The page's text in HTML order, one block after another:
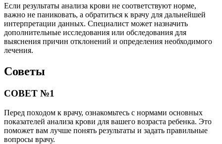
Если результаты анализа крови не соответствуют норме,
важно не паниковать, а обратиться к врачу для дальнейшей
интерпретации данных. Специалист может назначить
дополнительные исследования или обследования для
выяснения причин отклонений и определения необходимого
лечения.
Советы
СОВЕТ №1
Перед походом к врачу, ознакомьтесь с нормами основных
показателей анализа крови для вашего возраста ребенка. Это
поможет вам лучше понять результаты и задать правильные
вопросы врачу.